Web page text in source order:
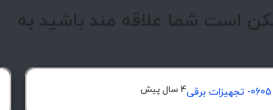
است شما علاقه مند باشید به
0605- تجهیزات برقی 4 سال پیش